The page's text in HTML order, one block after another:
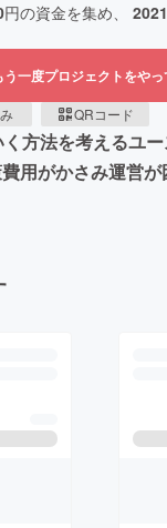
円の資金を集め、
う一度プロジェクトをや
QRコード
方法を考えるユ
用がかさみ運営